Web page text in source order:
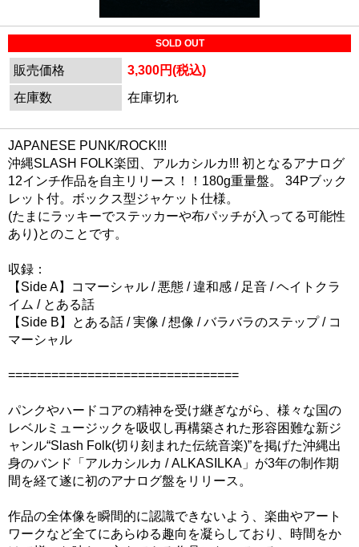
SOLD OUT
販売価格
3,300円(税込)
在庫数
在庫切れ
JAPANESE PUNK/ROCK!!!
沖縄SLASH FOLK楽団、アルカシルカ!!! 初となるアナログ
12インチ作品を自主リリース！！180g重量盤。 34Pブック
レット付。ボックス型ジャケット仕様。
(たまにラッキーでステッカーや布パッチが入ってる可能性
あり)とのことです。
収録：
【Side A】コマーシャル / 悪態 / 違和感 / 足音 / ヘイトクラ
イム / とある話
【Side B】とある話 / 実像 / 想像 / バラバラのステップ / コ
マーシャル
================================
パンクやハードコアの精神を受け継ぎながら、様々な国の
レベルミュージックを吸収し再構築された形容困難な新ジ
ャンル“Slash Folk(切り刻まれた伝統音楽)”を掲げた沖縄出
身のバンド「アルカシルカ / ALKASILKA」が3年の制作期
間を経て遂に初のアナログ盤をリリース。
作品の全体像を瞬間的に認識できないよう、楽曲やアート
ワークなど全てにあらゆる趣向を凝らしており、時間をか